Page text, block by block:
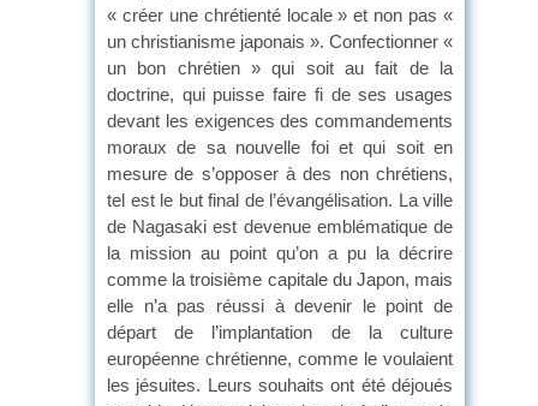
« créer une chrétienté locale » et non pas «
un christianisme japonais ». Confectionner «
un bon chrétien » qui soit au fait de la
doctrine, qui puisse faire fi de ses usages
devant les exigences des commandements
moraux de sa nouvelle foi et qui soit en
mesure de s’opposer à des non chrétiens,
tel est le but final de l’évangélisation. La ville
de Nagasaki est devenue emblématique de
la mission au point qu’on a pu la décrire
comme la troisième capitale du Japon, mais
elle n’a pas réussi à devenir le point de
départ de l’implantation de la culture
européenne chrétienne, comme le voulaient
les jésuites. Leurs souhaits ont été déjoués